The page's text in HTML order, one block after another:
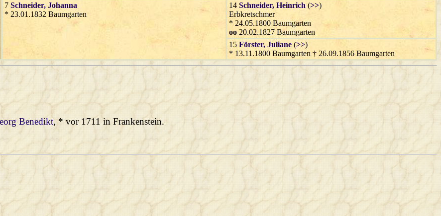
7 Schneider, Johanna
* 23.01.1832 Baumgarten
14 Schneider, Heinrich (>>)
Erbkretschmer
* 24.05.1800 Baumgarten
oo 20.02.1827 Baumgarten
15 Förster, Juliane (>>)
* 13.11.1800 Baumgarten † 26.09.1856 Baumgarten
Benedikt, * vor 1711 in Frankenstein.